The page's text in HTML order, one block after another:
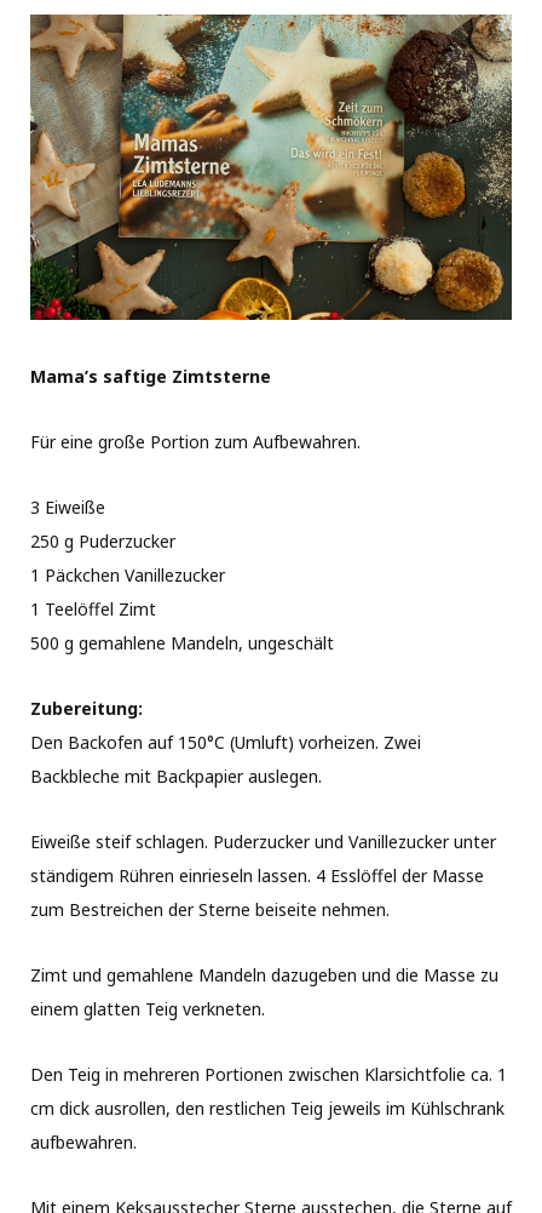
Mama’s saftige Zimtsterne
Für eine große Portion zum Aufbewahren.
3 Eiweiße
250 g Puderzucker
1 Päckchen Vanillezucker
1 Teelöffel Zimt
500 g gemahlene Mandeln, ungeschält
Zubereitung:
Den Backofen auf 150°C (Umluft) vorheizen. Zwei
Backbleche mit Backpapier auslegen.
Eiweiße steif schlagen. Puderzucker und Vanillezucker unter
ständigem Rühren einrieseln lassen. 4 Esslöffel der Masse
zum Bestreichen der Sterne beiseite nehmen.
Zimt und gemahlene Mandeln dazugeben und die Masse zu
einem glatten Teig verkneten.
Den Teig in mehreren Portionen zwischen Klarsichtfolie ca. 1
cm dick ausrollen, den restlichen Teig jeweils im Kühlschrank
aufbewahren.
Mit einem Keksausstecher Sterne ausstechen, die Sterne auf